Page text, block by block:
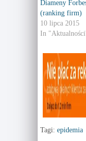
s
i
n
e
w
n
d
o
w
)
n
n
e
n
d
o
w
)
Diameny
(ranking firm)
10 lipca 2015
In
Tagi: epidemia